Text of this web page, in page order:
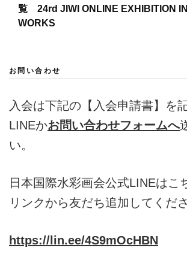
覧 24rd JIWI ONLINE EXHIBITION
WORKS
お問い合わせ
入会は下記の【入会申請書】を
LINEかお問い合わせフォームへ
い。
日本国際水彩画会公式LINEはこ
リンクから友だち追加してくださ
https://lin.ee/4S9mOcHBN